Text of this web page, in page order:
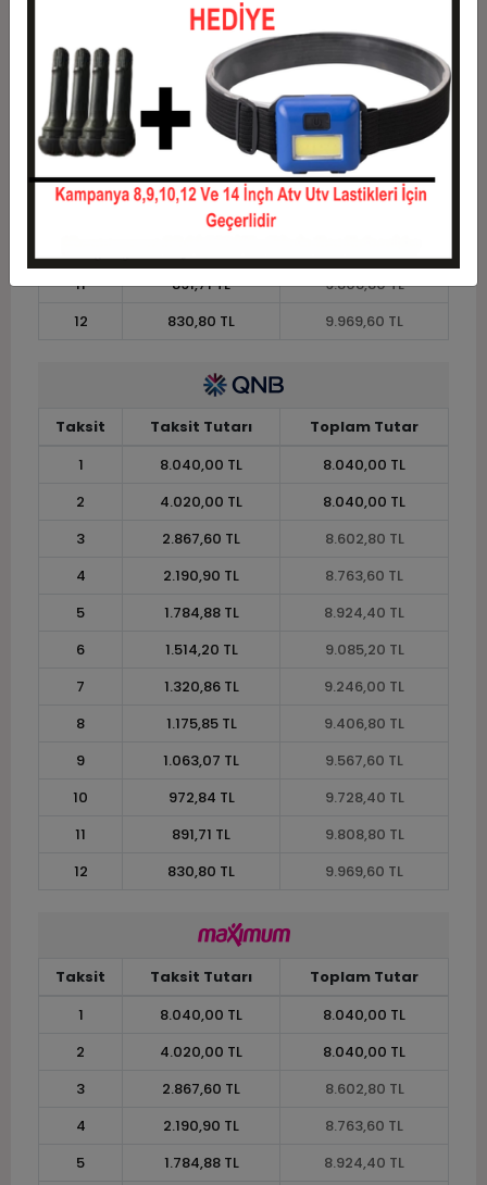
2.190,90 TL
5
1.784,88 TL
8.924,40 TL
6
1.514,20 TL
9.085,20 TL
7
1.320,86 TL
9.246,00 TL
8
1.175,85 TL
9.406,80 TL
1.063,07 TL
11
891,71 TL
9.808,80 TL
12
830,80 TL 9.969,60 TL
Taksit Taksit Tutarı
Toplam Tutar
1
8.040,00 TL
8.040,00 TL
2
4.020,00 TL
8.040,00 TL
3
2.867,60 TL
8.602,80 TL
4
2.190,90 TL
8.763,60 TL
5
1.784,88 TL
8.924,40 TL
6
1.514,20 TL
9.085,20 TL
7
1.320,86 TL
9.246,00 TL
8
1.175,85 TL
9.406,80 TL
9
1.063,07 TL
9.567,60 TL
10
972,84 TL
9.728,40 TL
11
891,71 TL
9.808,80 TL
12
830,80 TL 9.969,60 TL
Taksit Taksit Tutarı
Toplam Tutar
1
8.040,00 TL
8.040,00 TL
2
4.020,00 TL
8.040,00 TL
3
2.867,60 TL
8.602,80 TL
4
2.190,90 TL
8.763,60 TL
5
1.784,88 TL 8.924,40 TL